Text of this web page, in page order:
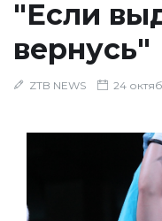
"Если
вернусь"
ZTB NEWS 24